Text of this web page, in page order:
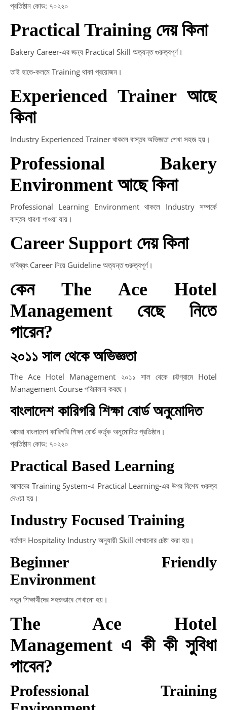
প্রতিষ্ঠান কোড: ৭০২২০
Practical Training দেয় কিনা
Bakery Career-এর জন্য Practical Skill অত্যন্ত গুরুত্বপূর্ণ।
তাই হাতে-কলমে Training থাকা প্রয়োজন।
Experienced Trainer আছে
কিনা
Industry Experienced Trainer থাকলে বাস্তব অভিজ্ঞতা শেখা সহজ হয়।
Professional Bakery
Environment আছে কিনা
Professional Learning Environment থাকলে Industry সম্পর্কে
বাস্তব ধারণা পাওয়া যায়।
Career Support দেয় কিনা
ভবিষ্যৎ Career নিয়ে Guideline অত্যন্ত গুরুত্বপূর্ণ।
কেন The Ace Hotel
Management বেছে নিতে
পারেন?
২০১১ সাল থেকে অভিজ্ঞতা
The Ace Hotel Management ২০১১ সাল থেকে চট্টগ্রামে Hotel
Management Course পরিচালনা করছে।
বাংলাদেশ কারিগরি শিক্ষা বোর্ড অনুমোদিত
আমরা বাংলাদেশ কারিগরি শিক্ষা বোর্ড কর্তৃক অনুমোদিত প্রতিষ্ঠান।
প্রতিষ্ঠান কোড: ৭০২২০
Practical Based Learning
আমাদের Training System-এ Practical Learning-এর উপর বিশেষ গুরুত্ব
দেওয়া হয়।
Industry Focused Training
বর্তমান Hospitality Industry অনুযায়ী Skill শেখানোর চেষ্টা করা হয়।
Beginner Friendly
Environment
নতুন শিক্ষার্থীদের সহজভাবে শেখানো হয়।
The Ace Hotel
Management এ কী কী সুবিধা
পাবেন?
Professional Training